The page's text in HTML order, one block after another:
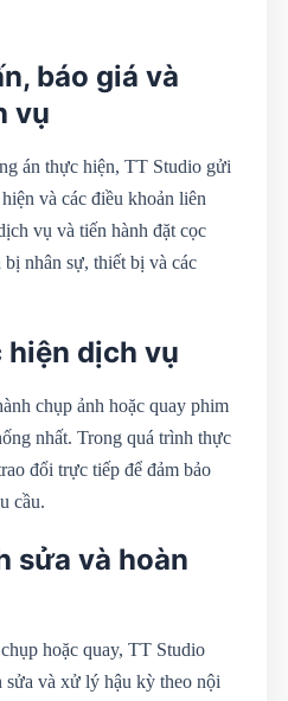
báo giá và
vụ
án thực hiện, TT Studio gửi
và các điều khoản liên
vụ và tiến hành đặt cọc
bị nhân sự, thiết bị và các
dịch vụ
chụp ảnh hoặc quay phim
nhất. Trong quá trình thực
đổi trực tiếp để đảm bảo
cầu.
sửa và hoàn
hoặc quay, TT Studio
sửa và xử lý hậu kỳ theo nội